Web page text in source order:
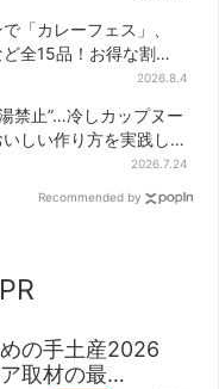
「カレーフェス」、
全15品！お得な割引
2026.8.4
禁止”…冷しカップヌー
しい作り方を実践し
2026.7.24
Recommended by
めの手土産2026
取材の最…